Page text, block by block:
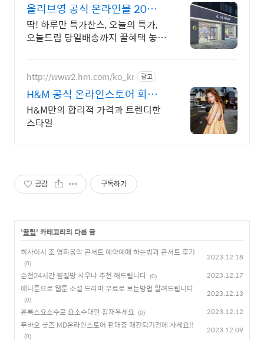
올리브영 공식 온라인몰 20시
이전 주문은 오늘드림
딱! 하루만 특가찬스, 오늘의 특가,
오늘드림 당일배송까지 꿀혜택 놓치
http://www2.hm.com/ko_kr 광고
H&M 공식 온라인스토어 회원
특별가 확인하기
H&M만의 합리적 가격과 트렌디한
스타일
공감 구독하기
'꿀팁' 카테고리의 다른 글
히사이시 조 영화음악 콘서트 예약예매 하는법과 콘서트 후기
(0)
2023.12.18
순천24시간 찜질방 사우나 추천 해드립니다 (0) 2023.12.17
애니툰으로 웹툰 소설 드라마 무료로 보는방법 알려드립니다
(0)
2023.12.13
유록스요소수로 요소수대란 잠재우세요 (0) 2023.12.12
푸바오 굿즈 MD온라인스토어 판매중 매진되기전에 사세요!!
(0)
2023.12.09